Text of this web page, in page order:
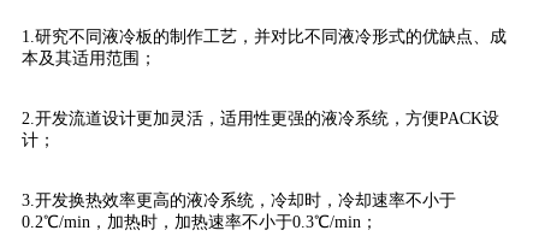
1.研究不同液冷板的制作工艺，并对比不同液冷形式的优缺点、成
本及其适用范围；
2.开发流道设计更加灵活，适用性更强的液冷系统，方便PACK设
计；
3.开发换热效率更高的液冷系统，冷却时，冷却速率不小于
0.2℃/min，加热时，加热速率不小于0.3℃/min；